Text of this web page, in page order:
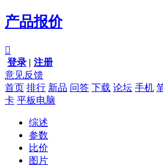
产品报价

登录 | 注册
意见反馈
首页 排行 新品 问答 下载 论坛 手机
卡 平板电脑
综述
参数
比价
图片